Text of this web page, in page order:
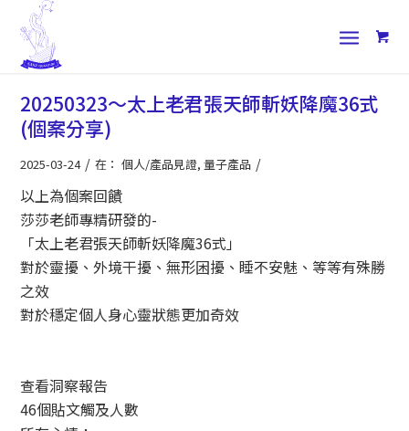
20250323～太上老君張天師斬妖降魔36式
(個案分享)
2025-03-24 / 在：個人/產品見證,量子產品 /
以上為個案回饋
莎莎老師專精研發的-
「太上老君張天師斬妖降魔36式」
對於靈擾、外境干擾、無形困擾、睡不安魅、等等有殊勝
之效
對於穩定個人身心靈狀態更加奇效
查看洞察報告
46個貼文觸及人數